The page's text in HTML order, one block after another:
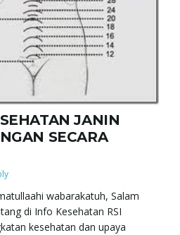
JANIN
SECARA
wabarakatuh, Salam
di Info Kesehatan RSI
kesehatan dan upaya